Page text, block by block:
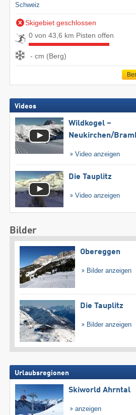
Schweiz
Skigebiet geschlossen
0 von 43,6 km Pisten offen
- cm (Berg)
Videos
Wildkogel –
Neukirchen/​
Video anzeigen
Die Tauplitz
Video anzeigen
Bilder
Obereggen
Bilder anzeigen
Die Tauplitz
Bilder anzeigen
Urlaubsregionen
Skiworld Ahrntal
anzeigen